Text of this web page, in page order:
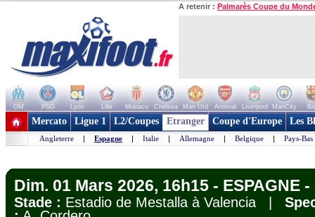
A retenir : Palmarès Coupe du
OM PSG Lyon Lille Monaco Chelsea Man Utd Arsenal Liverpool ManCity
+ de clubs
Mercato Ligue 1 L2/Coupes Etranger Coupe d'Europe Les
Angleterre | Espagne | Italie | Allemagne | Belgique | Pays-Bas
Dim. 01 Mars 2026, 16h15 - ESPAGNE
Stade : Estadio de Mestalla à Valencia |